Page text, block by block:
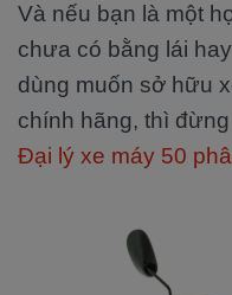
Và nếu bạn là một
chưa có bằng lái
dùng muốn sở hữu
chính hãng, thì
Đại lý xe máy 50